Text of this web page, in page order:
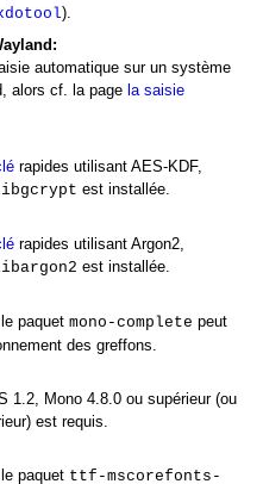
).
automatique sur un système
alors cf. la page la saisie
rapides utilisant AES-KDF,
est installée.
rapides utilisant Argon2,
est installée.
paquet mono-complete peut
des greffons.
1.2, Mono 4.8.0 ou supérieur (ou
est requis.
paquet ttf-mscorefonts-